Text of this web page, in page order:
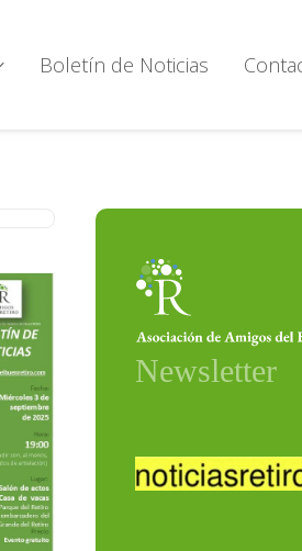
Boletín de Noticias